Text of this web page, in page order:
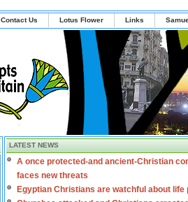
Contact Us Lotus Flower Links
LATEST NEWS
A once protected-and ancient-Christian
faces new threats
Egyptian Christians are watchful about life